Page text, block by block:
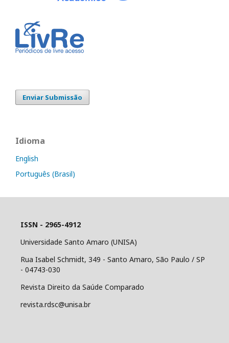
Enviar Submissão
Idioma
English
Português (Brasil)
ISSN - 2965-4912
Universidade Santo Amaro (UNISA)
Rua Isabel Schmidt, 349 - Santo Amaro, São Paulo / SP
- 04743-030
Revista Direito da Saúde Comparado
revista.rdsc@unisa.br